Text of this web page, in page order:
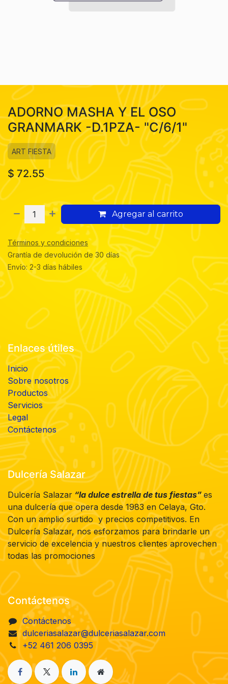
ADORNO MASHA Y EL OSO
GRANMARK -D.1PZA- "C/6/1"
ART FIESTA
$72.55
Agregar al carrito
Términos y condiciones
Grantía de devolución de 30 días
Envío: 2-3 días hábiles
Enlaces útiles
Inicio
Sobre nosotros
Productos
Servicios
Legal
Contáctenos
Dulcería Salazar
Dulcería Salazar “la dulce estrella de tus fiestas”es
una dulcería que opera desde 1983 en Celaya, Gto.
Con un amplio surtido y precios competitivos. En
Dulcería Salazar, nos esforzamos para brindarle un
servicio de excelencia y nuestros clientes aprovechen
todas las promociones
Contáctenos
Contáctenos
dulceriasalazar@dulceriasalazar.com
+52 461 206 0395